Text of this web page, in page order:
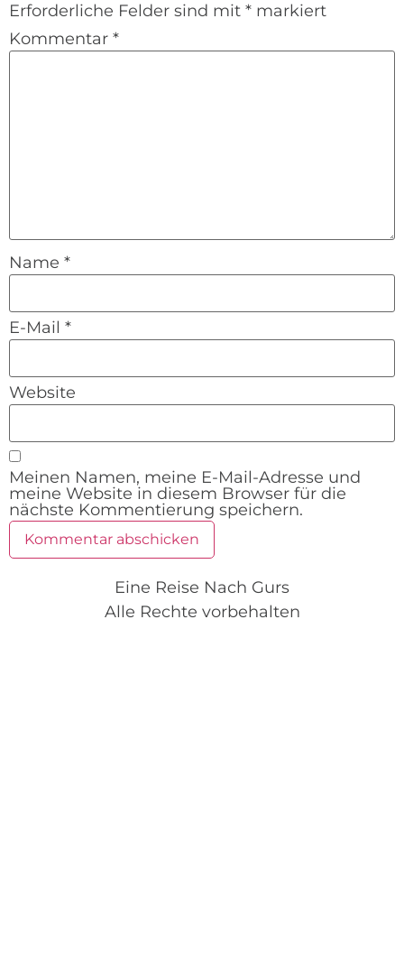
Erforderliche Felder sind mit * markiert
Kommentar *
Name *
E-Mail *
Website
Meinen Namen, meine E-Mail-Adresse und
meine Website in diesem Browser für die
nächste Kommentierung speichern.
Eine Reise Nach Gurs
Alle Rechte vorbehalten